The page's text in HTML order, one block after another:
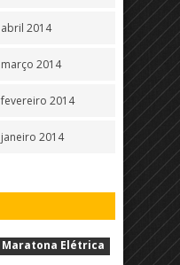
abril 2014
março 2014
fevereiro 2014
janeiro 2014
Maratona Elétrica